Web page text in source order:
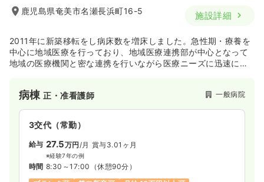
鹿児島県奄美市名瀬長浜町16-5 施設詳細
2011年に新築移転をし病床数を増床しました。急性期・療養を
中心に地域医療を行っており、地域医療連携部が中心となって
地域の医療機関と密な連携を行いながら医療ニーズに迅速にア
病棟正・准看護師 一般病院
3交代（常勤）
給与 27.5万円 /月 賞与3.01ヶ月
※経験7年の例
時間 8:30～17:00 （休憩90分）